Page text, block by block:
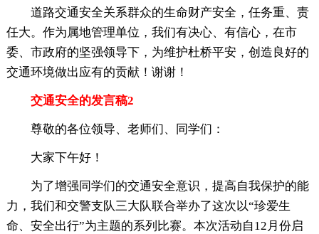
道路交通安全关系群众的生命财产安全，任务重、责
任大。作为属地管理单位，我们有决心、有信心，在市
委、市政府的坚强领导下，为维护杜桥平安，创造良好的
交通环境做出应有的贡献！谢谢！
交通安全的发言稿2
尊敬的各位领导、老师们、同学们：
大家下午好！
为了增强同学们的交通安全意识，提高自我保护的能
力，我们和交警支队三大队联合举办了这次以“珍爱生
命、安全出行”为主题的系列比赛。本次活动自12月份启